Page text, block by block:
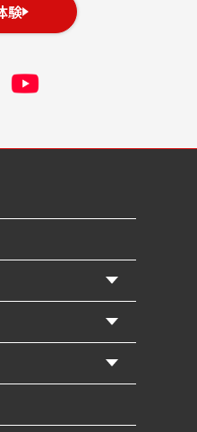
験
中受験コース)
一般進学コース)